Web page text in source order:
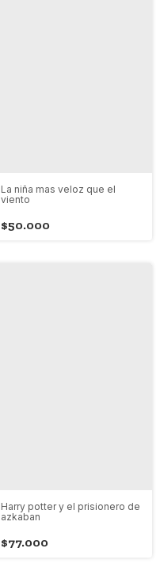
La niña mas veloz que el
viento
$50.000
Harry potter y el prisionero de
azkaban
$77.000